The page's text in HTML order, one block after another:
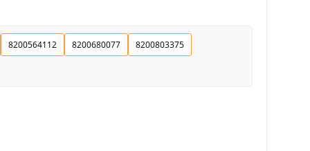
8200564112 8200680077
8200803375